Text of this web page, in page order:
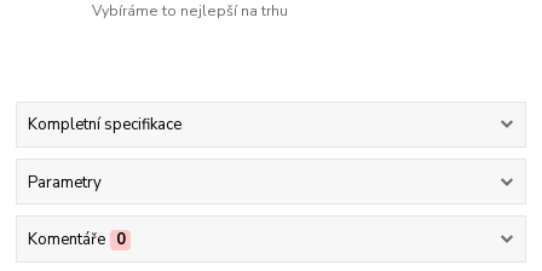
Vybíráme to nejlepší na trhu
Kompletní specifikace
Parametry
Komentáře 0